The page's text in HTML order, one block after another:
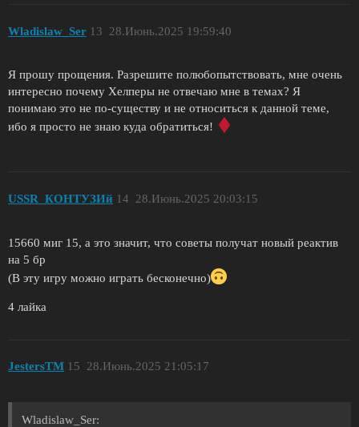
Wladislaw_Ser 28.Июнь.2025 19:59:40
13
Я прошу прощения. Разрешите полюбопытствовать, мне очень
интересно почему Хелперы не отвечаю мне в темах? Я
понимаю это не по-существу и не относиться к данной теме,
ибо я просто не знаю куда обратиться!
USSR_КОНТУЗИй 28.Июнь.2025 20:03:15
14
15660 миг 15, а это значит, что советы получат новый реактив
на 5 бр
(В эту игру можно играть бесконечно)
4 лайка
JestersTM 28.Июнь.2025 21:05:17
15
Wladislaw_Ser: